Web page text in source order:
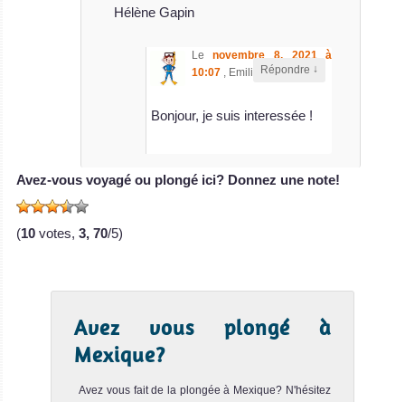
Le MY Cassiopeia était à l’origine un ba
MV Sea
Le MV Sea
bateau de croisi
Hélène Gapin
Lenovembre 8, 2021 à
10:07
Emilie Pinatel a dit :
Bonjour, je suis interessée !
Répondre ↓
Avez-vous voyagé ou plongé ici? Donnez une note!
(10 votes, 3, 70/5)
Avez vous plongé à
Mexique?
Avez vous fait de la plongée à Mexique? N'hésitez